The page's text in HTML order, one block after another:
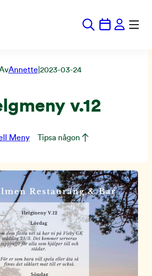
Annette 2023-03-24
v.12
Meny Tipsa någon